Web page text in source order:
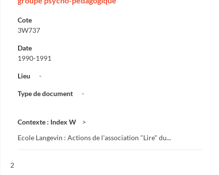
Cote
3W737
Date
1990-1991
Lieu -
Type de document -
Contexte : Index W
Ecole Langevin : Actions de l'association "Lire" du...
Résultat n°
2